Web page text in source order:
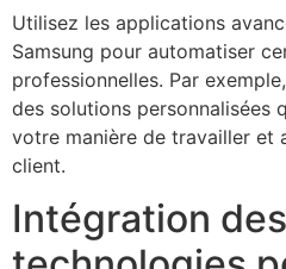
Utilisez les applications
Samsung pour automatiser
professionnelles. Par exemple,
des solutions personnalisées
votre manière de travailler et
client.
Intégration des